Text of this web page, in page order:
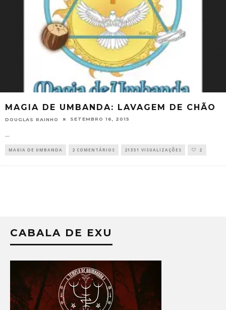
MAGIA DE UMBANDA: LAVAGEM DE CHÃO
DOUGLAS RAINHO SETEMBRO 16, 2015
...
MAGIA DE UMBANDA 2 COMENTÁRIOS 21351 VISUALIZAÇÕES 2
CABALA DE EXU